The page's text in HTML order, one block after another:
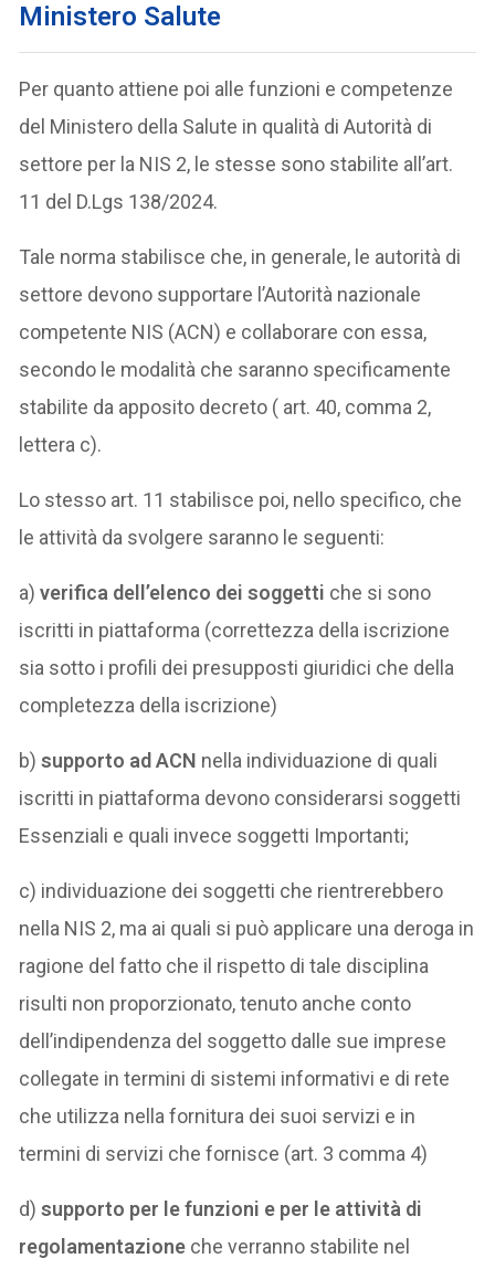
Ministero Salute
Per quanto attiene poi alle funzioni e competenze
del Ministero della Salute in qualità di Autorità di
settore per la NIS 2, le stesse sono stabilite all’art.
11 del D.Lgs 138/2024.
Tale norma stabilisce che, in generale, le autorità di
settore devono supportare l’Autorità nazionale
competente NIS (ACN) e collaborare con essa,
secondo le modalità che saranno specificamente
stabilite da apposito decreto ( art. 40, comma 2,
lettera c).
Lo stesso art. 11 stabilisce poi, nello specifico, che
le attività da svolgere saranno le seguenti:
a)verifica dell’elenco dei soggetti che si sono
iscritti in piattaforma (correttezza della iscrizione
sia sotto i profili dei presupposti giuridici che della
completezza della iscrizione)
b)supporto ad ACN nella individuazione di quali
iscritti in piattaforma devono considerarsi soggetti
Essenziali e quali invece soggetti Importanti;
c) individuazione dei soggetti che rientrerebbero
nella NIS 2, ma ai quali si può applicare una deroga in
ragione del fatto che il rispetto di tale disciplina
risulti non proporzionato, tenuto anche conto
dell’indipendenza del soggetto dalle sue imprese
collegate in termini di sistemi informativi e di rete
che utilizza nella fornitura dei suoi servizi e in
termini di servizi che fornisce (art. 3 comma 4)
d)supporto per le funzioni e per le attività di
regolamentazione che verranno stabilite nel